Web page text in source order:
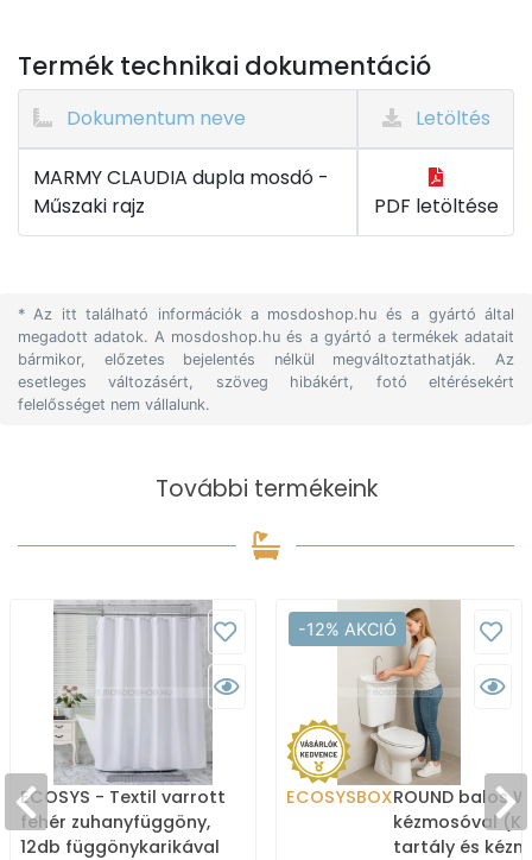
Termék technikai dokumentáció
Dokumentum neve Letöltés
MARMY CLAUDIA dupla mosdó -
Műszaki rajz
PDF letöltése
* Az itt található információk a mosdoshop.hu és a gyártó által
megadott adatok. A mosdoshop.hu és a gyártó a termékek adatait
bármikor, előzetes bejelentés nélkül megváltoztathatják. Az
esetleges változásért, szöveg hibákért, fotó eltérésekért
felelősséget nem vállalunk.
További termékeink
ECOSYS - Textil varrott
fehér zuhanyfüggöny,
12db függönykarikával
-12% AKCIÓ
ECOSYSBOXROUND balos
kézmosóval
tartály és